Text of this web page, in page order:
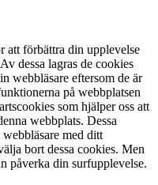
att förbättra din upplevelse
dessa lagras de cookies
webbläsare eftersom de är
på webbplatsen
som hjälper oss att
webbplats. Dessa
med ditt
bort dessa cookies. Men
påverka din surfupplevelse.